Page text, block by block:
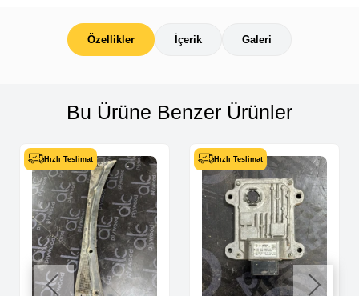
Özellikler İçerik Galeri
Bu Ürüne Benzer Ürünler
Hızlı Teslimat Hızlı Teslimat